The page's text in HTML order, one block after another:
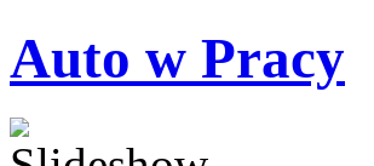
Auto w Pracy